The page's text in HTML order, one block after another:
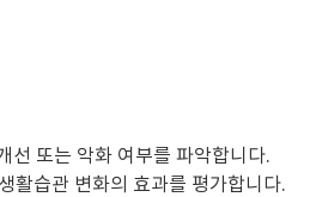
선 또는 악화 여부를 파악합니다.
활습관 변화의 효과를 평가합니다.